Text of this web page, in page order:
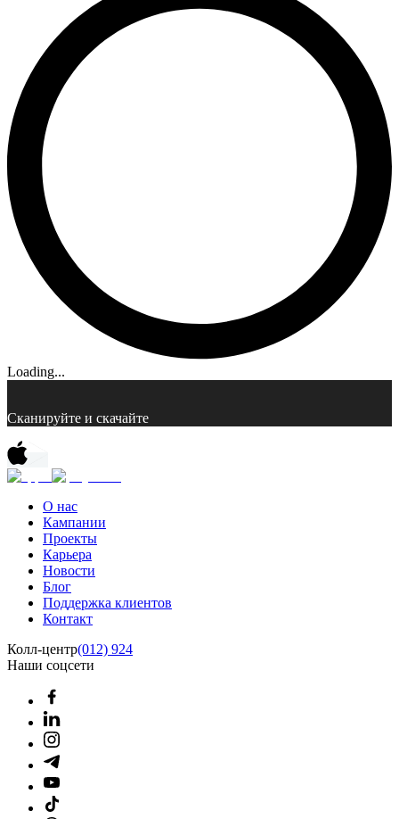
Loading...
Сканируйте и скачайте
О нас
Кампании
Проекты
Карьера
Новости
Блог
Поддержка клиентов
Контакт
Колл-центр(012) 924
Наши соцсети